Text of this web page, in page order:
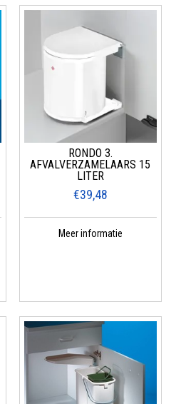
RONDO 3.
AFVALVERZAMELAARS 15
LITER
€39,48
Meer informatie